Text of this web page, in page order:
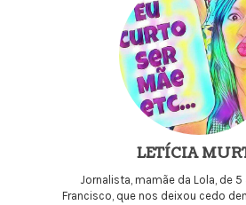
LETÍCIA
Jornalista, mamãe da Lola, de
Francisco, que nos deixou cedo